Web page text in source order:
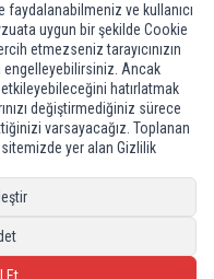
ve kullanıcı
uygun bir şekilde Cookie
etmezseniz tarayıcınızın
engelleyebilirsiniz. Ancak
etkileyebileceğini hatırlatmak
değiştirmediğiniz sürece
varsayacağız. Toplanan
yer alan Gizlilik